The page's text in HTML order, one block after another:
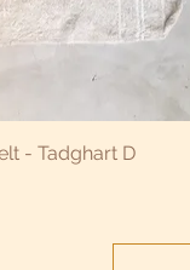
- Tadghart D